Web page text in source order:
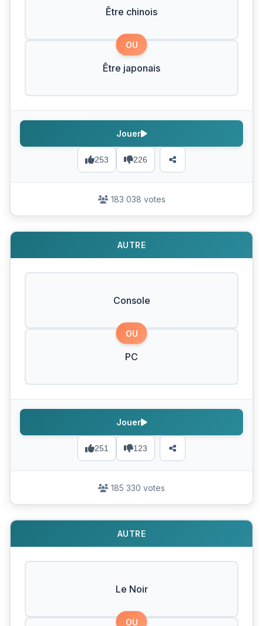
Être chinois
OU
Être japonais
253 226
Jouer
183 038 votes
AUTRE
Console
OU
PC
251 123
Jouer
185 330 votes
AUTRE
Le Noir
OU